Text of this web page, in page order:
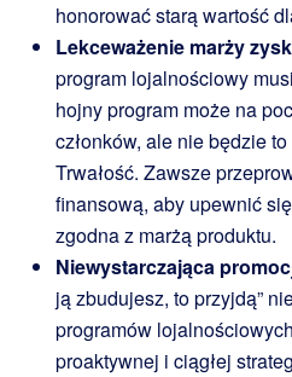
honorować starą wartość
Lekceważenie marży
program lojalnościowy
hojny program może na
członków, ale nie będzie
Trwałość. Zawsze
finansową, aby upewnić
zgodna z marżą produktu.
Niewystarczająca
ją zbudujesz, to przyjdą”
programów
proaktywnej i ciągłej